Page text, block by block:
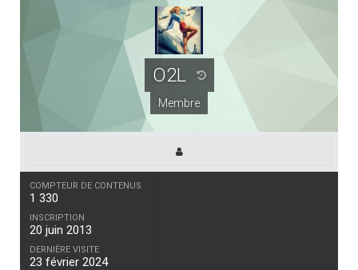
O2L
Membre
COMPTEUR DE CONTENUS
1 330
INSCRIPTION
20 juin 2013
DERNIÈRE VISITE
23 février 2024